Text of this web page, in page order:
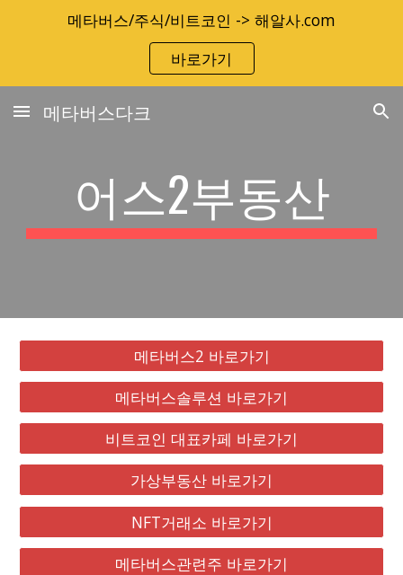
Skip to main content Skip to navigation
메타버스/주식/비트코인 -> 해알사.com
바로가기
메타버스다크
어스2부동산
메타버스2 바로가기
메타버스솔루션 바로가기
비트코인 대표카페 바로가기
가상부동산 바로가기
NFT거래소 바로가기
메타버스관련주 바로가기